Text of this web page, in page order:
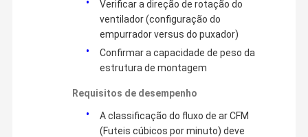
Verificar a direção de rotação do
ventilador (configuração do
empurrador versus do puxador)
Confirmar a capacidade de peso da
estrutura de montagem
Requisitos de desempenho
A classificação do fluxo de ar CFM
(Futeis cúbicos por minuto) deve